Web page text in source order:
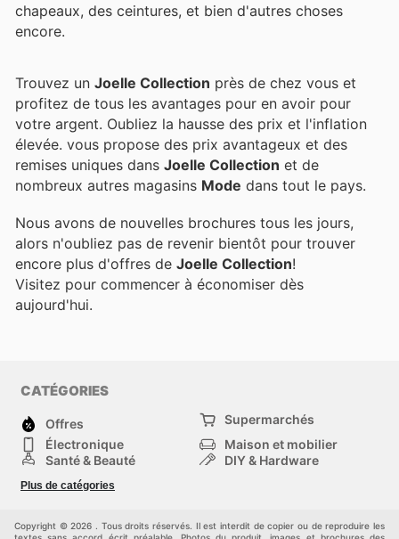
chapeaux, des ceintures, et bien d'autres choses
encore.
Trouvez un Joelle Collection près de chez vous et
profitez de tous les avantages pour en avoir pour
votre argent. Oubliez la hausse des prix et l'inflation
élevée. vous propose des prix avantageux et des
remises uniques dans Joelle Collection et de
nombreux autres magasins Mode dans tout le pays.
Nous avons de nouvelles brochures tous les jours,
alors n'oubliez pas de revenir bientôt pour trouver
encore plus d'offres de Joelle Collection!
Visitez pour commencer à économiser dès
aujourd'hui.
CATÉGORIES
Offres
Supermarchés
Électronique
Maison et mobilier
Santé & Beauté
DIY & Hardware
Sport et loisirs
Bébé
Plus de catégories
Copyright © 2026 . Tous droits réservés. Il est interdit de copier ou de reproduire les